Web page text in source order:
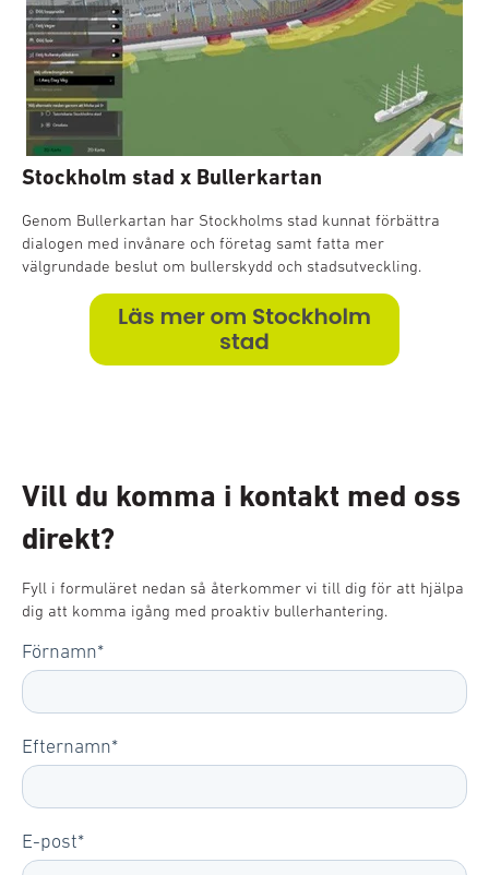
Stockholm stad x Bullerkartan
Genom Bullerkartan har Stockholms stad kunnat förbättra
dialogen med invånare och företag samt fatta mer
välgrundade beslut om bullerskydd och stadsutveckling.
Vill du komma i kontakt med oss
direkt?
Fyll i formuläret nedan så återkommer vi till dig för att hjälpa
dig att komma igång med proaktiv bullerhantering.
Förnamn*
Efternamn*
E-post*